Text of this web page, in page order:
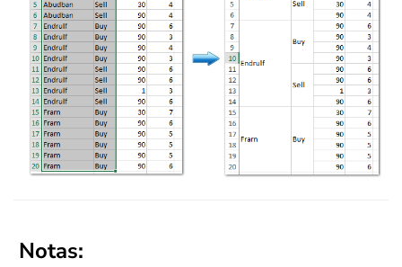
Notas: